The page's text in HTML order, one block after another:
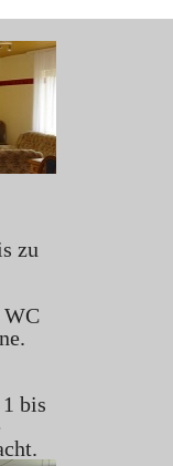
zu
WC
bis